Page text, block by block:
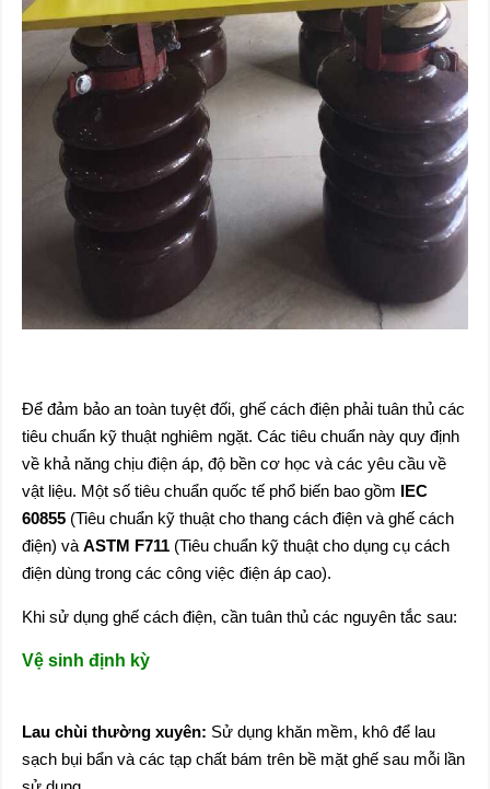
Để đảm bảo an toàn tuyệt đối, ghế cách điện phải tuân thủ các
tiêu chuẩn kỹ thuật nghiêm ngặt. Các tiêu chuẩn này quy định
về khả năng chịu điện áp, độ bền cơ học và các yêu cầu về
vật liệu. Một số tiêu chuẩn quốc tế phổ biến bao gồm IEC
60855 (Tiêu chuẩn kỹ thuật cho thang cách điện và ghế cách
điện) vàASTM F711 (Tiêu chuẩn kỹ thuật cho dụng cụ cách
điện dùng trong các công việc điện áp cao).
Khi sử dụng ghế cách điện, cần tuân thủ các nguyên tắc sau:
Vệ sinh định kỳ
Lau chùi thường xuyên: Sử dụng khăn mềm, khô để lau
sạch bụi bẩn và các tạp chất bám trên bề mặt ghế sau mỗi lần